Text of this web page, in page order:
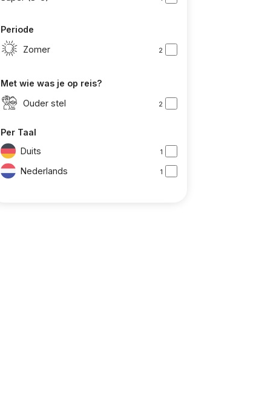
Periode
Zomer
2
Met wie was je op reis?
Ouder stel
2
Per Taal
Duits
1
Nederlands 1